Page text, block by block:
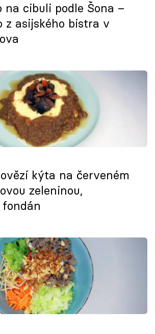
na cibuli podle Šona –
z asijského bistra v
kýta na červeném
zeleninou,